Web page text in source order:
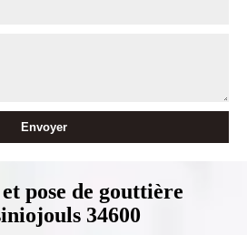
pose de gouttière
34600